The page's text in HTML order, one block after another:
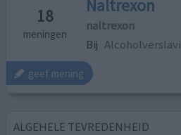
18
meningen
Naltrexon
naltrexon
Bij
geef mening
ALGEHELE TEVREDENHEID